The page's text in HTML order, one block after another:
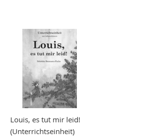
Louis, es tut mir leid!
(Unterrichtseinheit)